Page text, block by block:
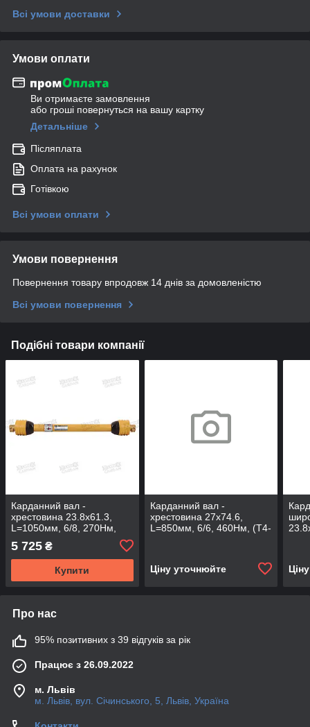
Всі умови доставки
Умови оплати
Ви отримаєте замовлення
або гроші повернуться на вашу картку
Детальніше
Післяплата
Оплата на рахунок
Готівкою
Всі умови оплати
Умови повернення
Повернення товару впродовж 14 днів за домовленістю
Всі умови повернення
Подібні товари компанії
Карданний вал -
хрестовина 23.8х61.3,
L=1050мм, 6/8, 270Нм,
5 725 ₴
Купити
Карданний вал -
хрестовина 27х74.6,
L=850мм, 6/6, 460Нм, (T4-
Ціну уточнюйте
Про нас
95% позитивних з 39 відгуків за рік
Працює з 26.09.2022
м. Львів
м. Львів, вул. Січинського, 5, Львів, Україна